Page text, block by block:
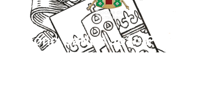
Diácono Carlos João Peyerl